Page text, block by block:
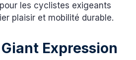
les cyclistes exigeants
plaisir et mobilité durable.
Expression